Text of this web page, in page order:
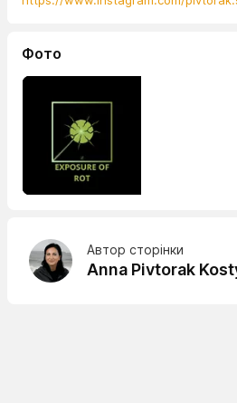
Фото
Автор сторінки
Anna Pivtorak